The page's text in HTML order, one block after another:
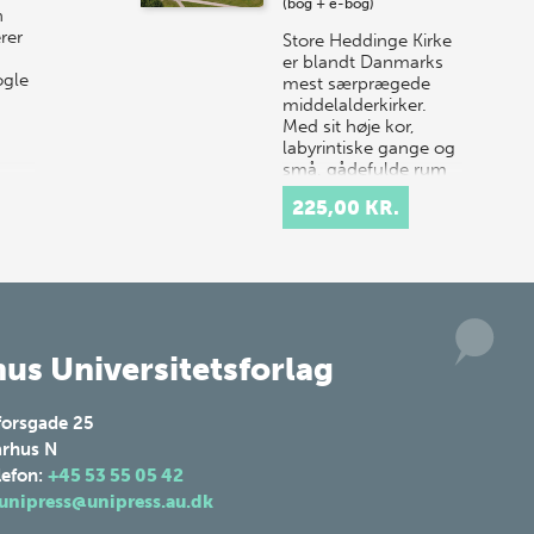
Store Heddinge Kirke
er blandt Danmarks
mest særprægede
middelalderkirker.
Med sit høje kor,
labyrintiske gange og
små, gådefulde rum
samt det ottekan…
225,00 KR.
Universitetsforlag
25
N
+45 53 55 05 42
unipress@unipress.au.dk